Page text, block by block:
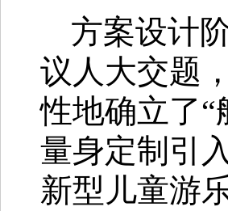
方案设计
议人大交题
性地确立了
量身定制引
新型儿童游